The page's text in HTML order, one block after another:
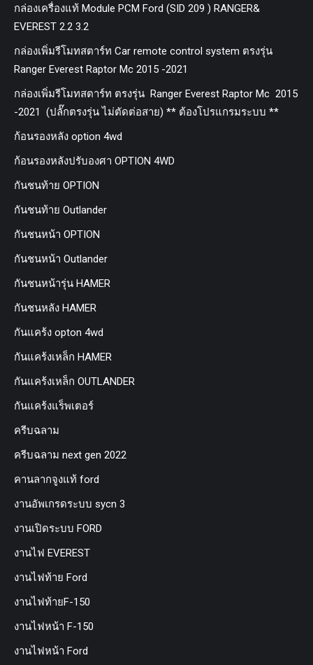
กล่องเครื่องแท้ Module PCM Ford (SID 209 ) RANGER&
EVEREST 2.2 3.2
กล่องเพิ่มรีโมทสตาร์ท Car remote control system ตรงรุ่น
Ranger Everest Raptor Mc 2015 -2021
กล่องเพิ่มรีโมทสตาร์ท ตรงรุ่น Ranger Everest Raptor Mc 2015
-2021 (ปลั๊กตรงรุ่น ไม่ตัดต่อสาย) ** ต้องโปรแกรมระบบ **
ก้อนรองหลัง option 4wd
ก้อนรองหลังปรับองศา OPTION 4WD
กันชนท้าย OPTION
กันชนท้าย Outlander
กันชนหน้า OPTION
กันชนหน้า Outlander
กันชนหน้ารุ่น HAMER
กันชนหลัง HAMER
กันแคร้ง opton 4wd
กันแคร้งเหล็ก HAMER
กันแคร้งเหล็ก OUTLANDER
กันแคร้งแร็พเตอร์
ครีบฉลาม
ครีบฉลาม next gen 2022
คานลากจูงแท้ ford
งานอัพเกรดระบบ sycn 3
งานเปิดระบบ FORD
งานไฟ EVEREST
งานไฟท้าย Ford
งานไฟท้ายF-150
งานไฟหน้า F-150
งานไฟหน้า Ford